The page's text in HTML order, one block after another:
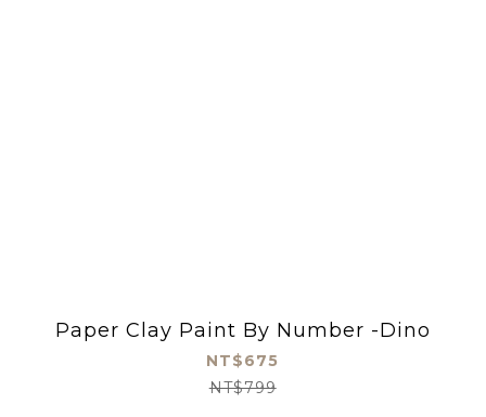
Paper Clay Paint By Number -Dino
NT$675
NT$799